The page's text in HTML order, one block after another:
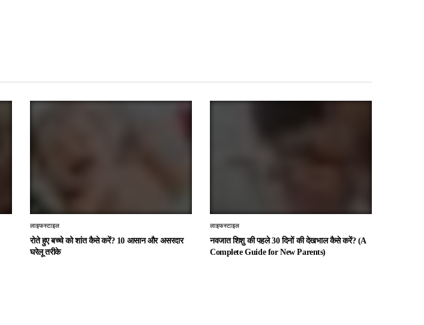
लाइफस्टाइल
रोते हुए बच्चे को शांत कैसे करें? 10 आसान और असरदार
घरेलू तरीके
लाइफस्टाइल
नवजात शिशु की पहले 30 दिनों की देखभाल कैसे करें? (A
Complete Guide for New Parents)